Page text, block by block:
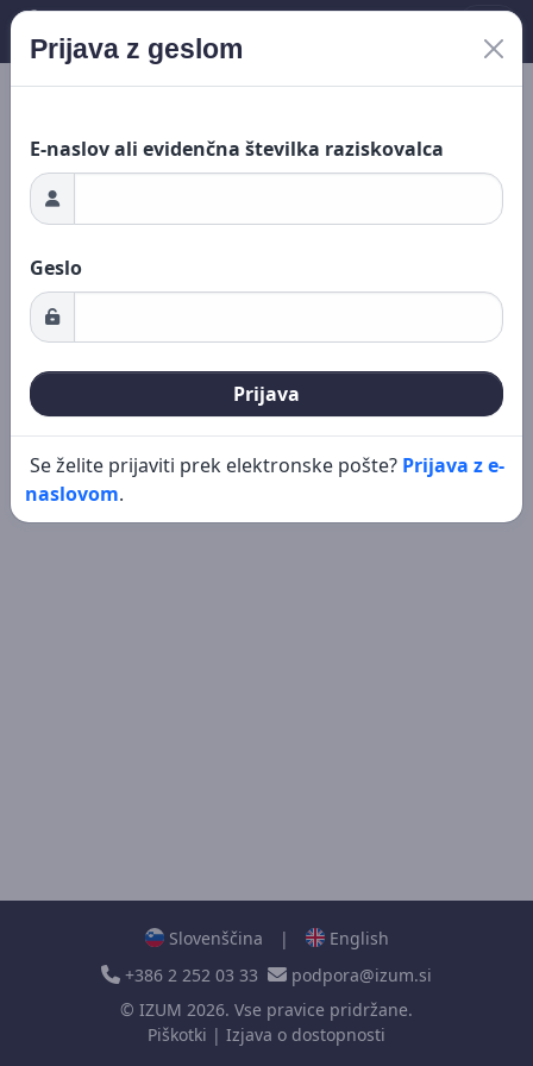
...
Prijava z geslom
E-naslov ali evidenčna številka raziskovalca
Geslo
Prijava
Se želite prijaviti prek elektronske pošte? Prijava z e-
naslovom.
Slovenščina |
English
+386 2 252 03 33
podpora@izum.si
© IZUM 2026. Vse pravice pridržane.
Piškotki | Izjava o dostopnosti